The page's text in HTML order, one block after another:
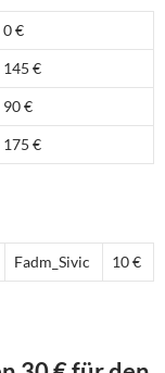
0 €
145 €
90 €
175 €
Fadm_Sivic 10 €